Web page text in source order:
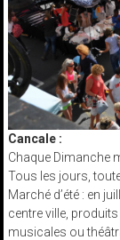
Cancale :
Chaque Dimanche
Tous les jours,
Marché d’été : en
centre ville,
musicales ou